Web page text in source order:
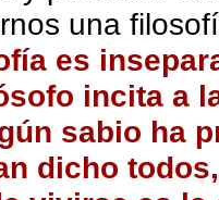
una
es
incita a
sabio ha
dicho